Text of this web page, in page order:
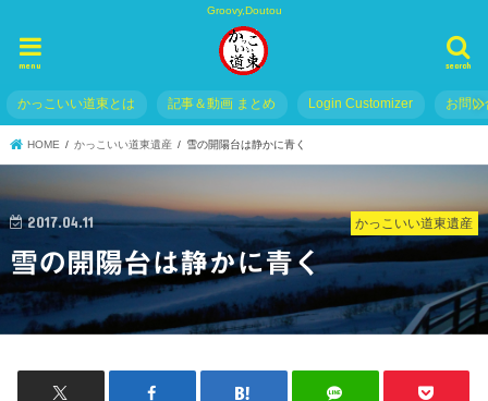
Groovy,Doutou
search
menu
かっこいい道東とは 記事＆動画 まとめ Login Customizer お問い
HOME かっこいい道東遺産 雪の開陽台は静かに青く
かっこいい道東遺産
2017.04.11
雪の開陽台は静かに青く